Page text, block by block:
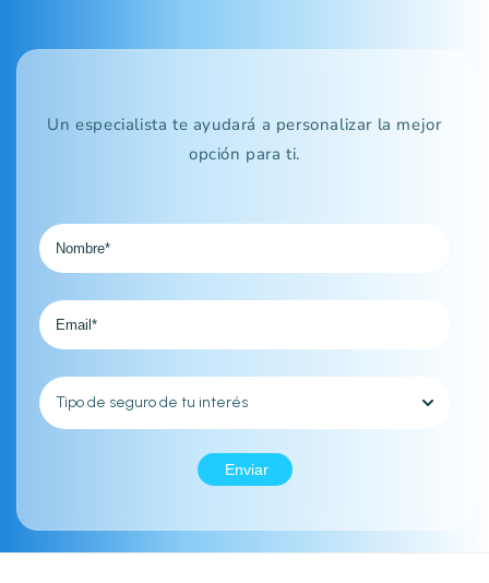
Un especialista te ayudará a personalizar la mejor
opción para ti.
Enviar